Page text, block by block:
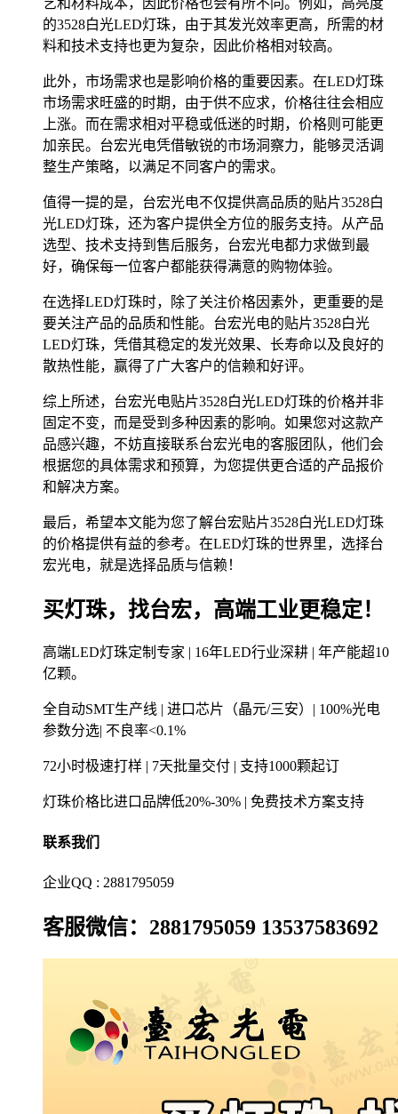
的3528白光LED灯珠，由于其发光效率更高，所需的材
料和技术支持也更为复杂，因此价格相对较高。
此外，市场需求也是影响价格的重要因素。在LED灯珠
市场需求旺盛的时期，由于供不应求，价格往往会相应
上涨。而在需求相对平稳或低迷的时期，价格则可能更
加亲民。台宏光电凭借敏锐的市场洞察力，能够灵活调
整生产策略，以满足不同客户的需求。
值得一提的是，台宏光电不仅提供高品质的贴片3528白
光LED灯珠，还为客户提供全方位的服务支持。从产品
选型、技术支持到售后服务，台宏光电都力求做到最
好，确保每一位客户都能获得满意的购物体验。
在选择LED灯珠时，除了关注价格因素外，更重要的是
要关注产品的品质和性能。台宏光电的贴片3528白光
LED灯珠，凭借其稳定的发光效果、长寿命以及良好的
散热性能，赢得了广大客户的信赖和好评。
综上所述，台宏光电贴片3528白光LED灯珠的价格并非
固定不变，而是受到多种因素的影响。如果您对这款产
品感兴趣，不妨直接联系台宏光电的客服团队，他们会
根据您的具体需求和预算，为您提供更合适的产品报价
和解决方案。
最后，希望本文能为您了解台宏贴片3528白光LED灯珠
的价格提供有益的参考。在LED灯珠的世界里，选择台
宏光电，就是选择品质与信赖！
买灯珠，找台宏，高端工业更稳定！
高端LED灯珠定制专家 | 16年LED行业深耕 | 年产能超10
亿颗。
全自动SMT生产线 | 进口芯片（晶元/三安）| 100%光电
参数分选| 不良率<0.1%
72小时极速打样 | 7天批量交付 | 支持1000颗起订
灯珠价格比进口品牌低20%-30% | 免费技术方案支持
联系我们
企业QQ : 2881795059
客服微信：2881795059 13537583692